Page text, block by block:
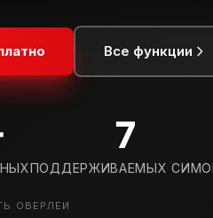
Все функции
7
ПОДДЕРЖИВАЕМЫХ
ОВЕРЛЕИ